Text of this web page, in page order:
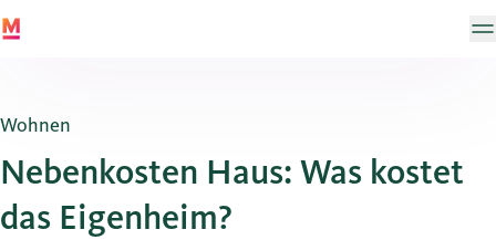
Wohnen
Nebenkosten Haus: Was kostet
das Eigenheim?